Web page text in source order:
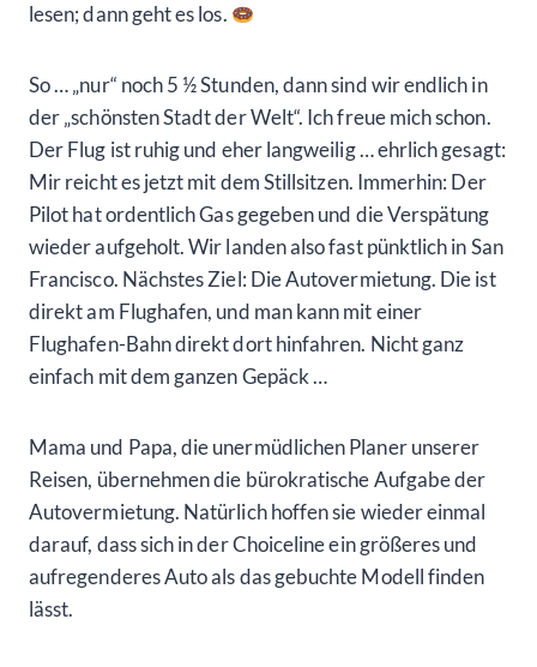
lesen; dann geht es los.
So … „nur“ noch 5 ½ Stunden, dann sind wir endlich in
der „schönsten Stadt der Welt“. Ich freue mich schon.
Der Flug ist ruhig und eher langweilig … ehrlich gesagt:
Mir reicht es jetzt mit dem Stillsitzen. Immerhin: Der
Pilot hat ordentlich Gas gegeben und die Verspätung
wieder aufgeholt. Wir landen also fast pünktlich in San
Francisco. Nächstes Ziel: Die Autovermietung. Die ist
direkt am Flughafen, und man kann mit einer
Flughafen-Bahn direkt dort hinfahren. Nicht ganz
einfach mit dem ganzen Gepäck …
Mama und Papa, die unermüdlichen Planer unserer
Reisen, übernehmen die bürokratische Aufgabe der
Autovermietung. Natürlich hoffen sie wieder einmal
darauf, dass sich in der Choiceline ein größeres und
aufregenderes Auto als das gebuchte Modell finden
lässt.